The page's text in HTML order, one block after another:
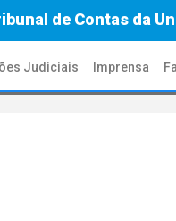
de Contas da
Judiciais Imprensa